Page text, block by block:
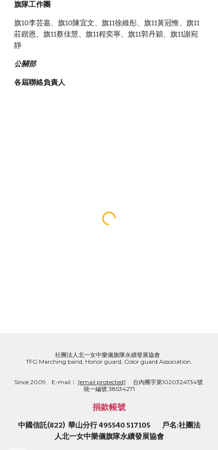
旗隊工作團
旗10李芸嘉、旗10陳宜文、旗11徐維彤、旗11黃冠惟、旗11
莊鍇恩、旗11蔡佳慧、旗11程奕寧、旗11郭丹穎、旗11謝宛
靜
公關部
各屆聯絡負責人
社團法人北一女中樂儀旗隊永續發展協會
TFG Marching band, Honor guard, Color guard Association.
Since 2009.   E-mail： [email protected]
     台內團字第1020324734號
統一編號:38534271
捐款帳號
中國信託(822)  華山分行 495540 517105        戶名:社團法
人北一女中樂儀旗隊永續發展協會